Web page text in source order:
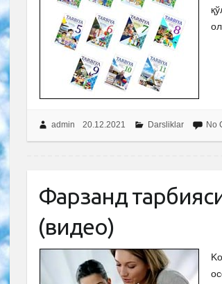
admin 20.12.2021 Darsliklar No
Фарзанд
(видео)